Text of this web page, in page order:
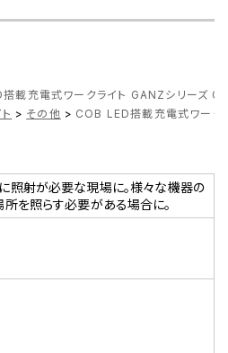
載充電式ワークライト GANZシリーズ
> その他 > COB LED搭載充電式ワーク
照射が必要な現場に。様々な機器の
所を照らす必要がある場合に。